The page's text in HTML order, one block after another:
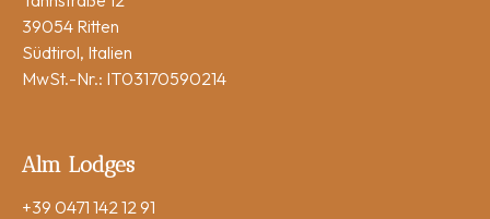
39054 Ritten
Südtirol, Italien
MwSt.-Nr.: IT03170590214
Alm Lodges
+39 0471 142 12 91